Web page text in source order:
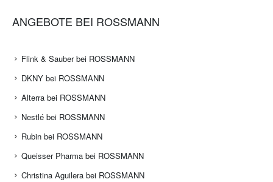
ANGEBOTE BEI ROSSMANN
Flink & Sauber bei ROSSMANN
DKNY bei ROSSMANN
Alterra bei ROSSMANN
Nestlé bei ROSSMANN
Rubin bei ROSSMANN
Queisser Pharma bei ROSSMANN
Christina Aguilera bei ROSSMANN